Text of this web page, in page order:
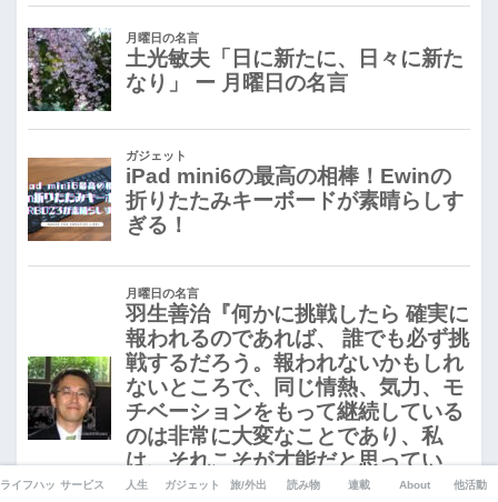
ライフハックサービス 人生 ガジェット 旅/外出 読み物 連載 About 他活動